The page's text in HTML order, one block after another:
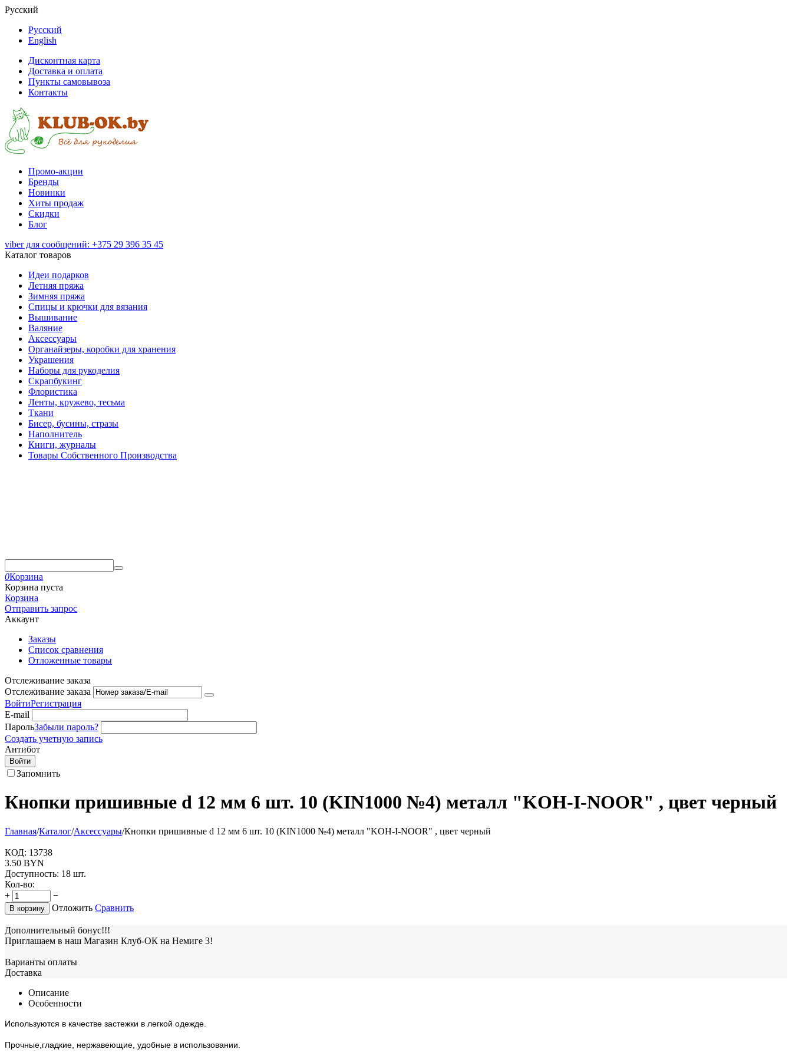
Русский
Русский
English
Дисконтная карта
Доставка и оплата
Пункты самовывоза
Контакты
Промо-акции
Бренды
Новинки
Хиты продаж
Скидки
Блог
viber для сообщений: +375 29 396 35 45
Каталог товаров
Идеи подарков
Летняя пряжа
Зимняя пряжа
Спицы и крючки для вязания
Вышивание
Валяние
Аксессуары
Органайзеры, коробки для хранения
Украшения
Наборы для рукоделия
Скрапбукинг
Флористика
Ленты, кружево, тесьма
Ткани
Бисер, бусины, стразы
Наполнитель
Книги, журналы
Товары Собственного Производства
0Корзина
Корзина пуста
Корзина
Отправить запрос
Аккаунт
Заказы
Список сравнения
Отложенные товары
Отслеживание заказа
Отслеживание заказа
ВойтиРегистрация
E-mail
ПарольЗабыли пароль?
Создать учетную запись
Антибот
Войти
Запомнить
Кнопки пришивные d 12 мм 6 шт. 10 (KIN1000 №4) металл "KOH-I-NOOR" , цвет черный
Главная/Каталог/Аксессуары/Кнопки пришивные d 12 мм 6 шт. 10 (KIN1000 №4) металл "KOH-I-NOOR" , цвет черный
КОД: 13738
3.50 BYN
Доступность: 18 шт.
Кол-во:
+
−
В корзину Отложить Сравнить
Дополнительный бонус!!!
Приглашаем в наш Магазин Клуб-ОК на Немиге 3!
Варианты оплаты
Доставка
Описание
Особенности
Используются в качестве застежки в легкой одежде.
Прочные,гладкие, нержавеющие, удобные в использовании.